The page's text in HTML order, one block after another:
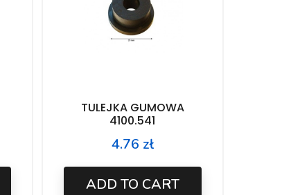
TULEJKA GUMOWA
4100.541
Price
4.76 zł
ADD TO CART